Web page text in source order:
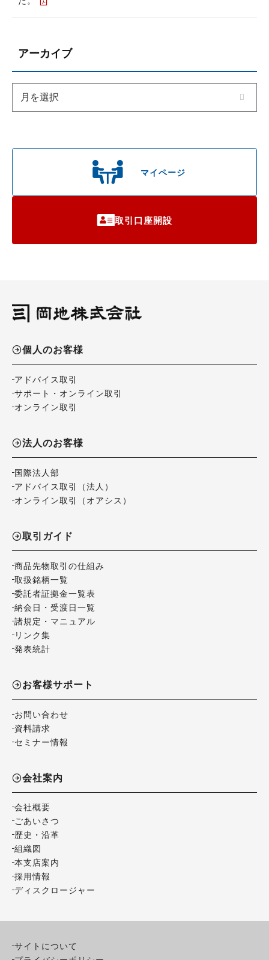
マイページ
取引口座開設
アーカイブ
個人のお客様
アドバイス取引
サポート・オンライン取引
オンライン取引
法人のお客様
国際法人部
アドバイス取引（法人）
オンライン取引（オアシス）
取引ガイド
商品先物取引の仕組み
取扱銘柄一覧
委託者証拠金一覧表
納会日・受渡日一覧
諸規定・マニュアル
リンク集
発表統計
お客様サポート
お問い合わせ
資料請求
セミナー情報
会社案内
会社概要
ごあいさつ
歴史・沿革
組織図
本支店案内
採用情報
ディスクロージャー
サイトについて